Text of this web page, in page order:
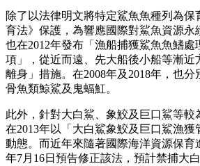
除了以法律明文將特定鯊魚魚種列為保
育法》保護，為響應國際對鯊魚資源永
也在2012年發布「漁船捕獲鯊魚魚鰭
項」，從近而遠、先大船後小船等漸近
離身」措施。在2008年及2018年，也
骨魚類鯨鯊及鬼蝠魟。
此外，針對大白鯊、象鮫及巨口鯊等較
在2013年以「大白鯊象鮫及巨口鯊漁
動態。而近年來隨著國際海洋資源保育
年7月16日預告修正該法，預計禁捕大